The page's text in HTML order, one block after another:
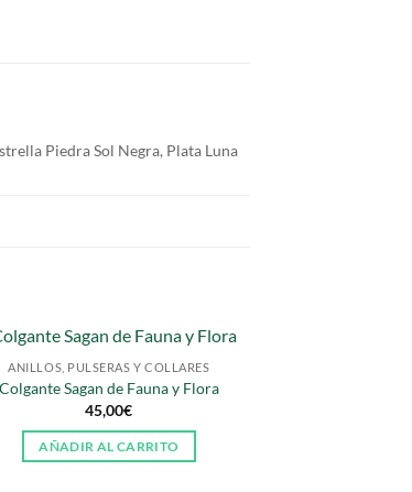
Piedra Sol Negra, Plata Luna
ANILLOS, PULSERAS Y COLLARES
Colgante Sagan de Fauna y Flora
45,00€
AÑADIR AL CARRITO